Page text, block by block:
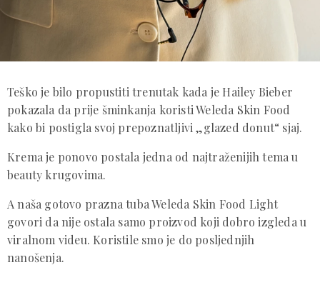
Teško je bilo propustiti trenutak kada je Hailey Bieber
pokazala da prije šminkanja koristi Weleda Skin Food
kako bi postigla svoj prepoznatljivi „glazed donut“ sjaj.
Krema je ponovo postala jedna od najtraženijih tema u
beauty krugovima.
A naša gotovo prazna tuba Weleda Skin Food Light
govori da nije ostala samo proizvod koji dobro izgleda u
viralnom videu. Koristile smo je do posljednjih
nanošenja.